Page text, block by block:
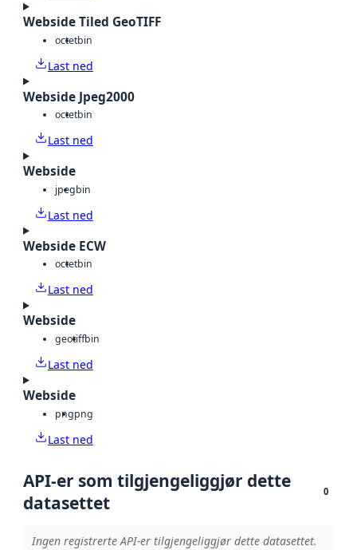
Webside Tiled GeoTIFF
octetbin
Last ned
Webside Jpeg2000
octetbin
Last ned
Webside
jpegbin
Last ned
Webside ECW
octetbin
Last ned
Webside
geotiffbin
Last ned
Webside
pngpng
Last ned
API-er som tilgjengeliggjør dette
datasettet
0
Ingen registrerte API-er tilgjengeliggjør dette datasettet.